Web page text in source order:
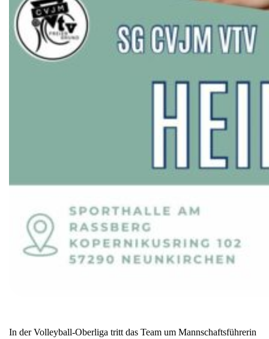
In der Volleyball-Oberliga tritt das Team um Mannschaftsführerin